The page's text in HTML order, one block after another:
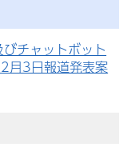
チャットボット
月3日報道発表案